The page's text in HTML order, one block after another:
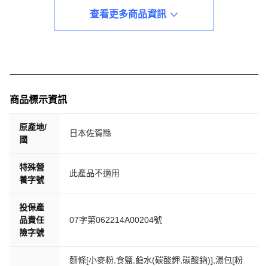
查看更多商品資訊
商品標示資訊
原產地/
國
日本佐賀縣
特殊營
養字號
此產品不適用
投保產
品責任
險字號
07字第062214A00204號
麵條[小麥粉,食鹽,鹼水(碳酸鉀,碳酸鈉)],湯包[粉